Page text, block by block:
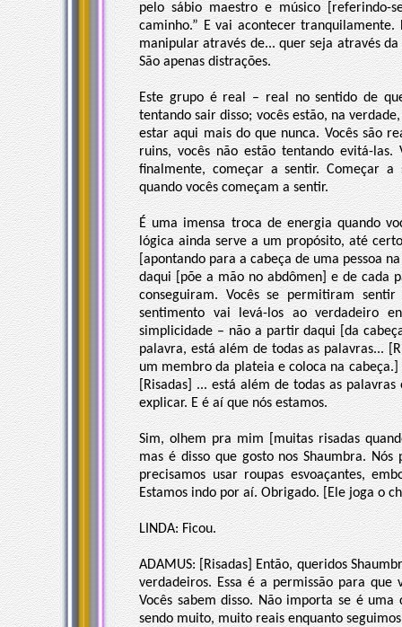
pelo sábio maestro e músico [referindo-
caminho.” E vai acontecer
manipular através de... quer seja através
São apenas distrações.
Este grupo é real – real no sentido de
tentando sair disso; vocês estão, na
estar aqui mais do que nunca. Vocês são
ruins, vocês não estão tentando evitá-
finalmente, começar a sentir. Começar a
quando vocês começam a sentir.
É uma imensa troca de energia quando
lógica ainda serve a um propósito, até
[apontando para a cabeça de uma pessoa
daqui [põe a mão no abdômen] e de cada
conseguiram. Vocês se permitiram
sentimento vai levá-los ao verdadeiro
simplicidade – não a partir daqui [da
palavra, está além de todas as palavras...
um membro da plateia e coloca na
[Risadas] ... está além de todas as
explicar. E é aí que nós estamos.
Sim, olhem pra mim [muitas risadas
mas é disso que gosto nos Shaumbra.
precisamos usar roupas esvoaçantes,
Estamos indo por aí. Obrigado. [Ele joga o
LINDA: Ficou.
ADAMUS: [Risadas] Então, queridos
verdadeiros. Essa é a permissão para
Vocês sabem disso. Não importa se é
sendo muito, muito reais enquanto